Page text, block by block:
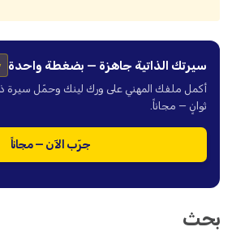
سيرتك الذاتية جاهزة — بضغطة واحدة
أكمل ملفك المهني على ورك لينك وحمّل سيرة
ثوانٍ — مجاناً.
جرّب الآن — مجاناً
بحث